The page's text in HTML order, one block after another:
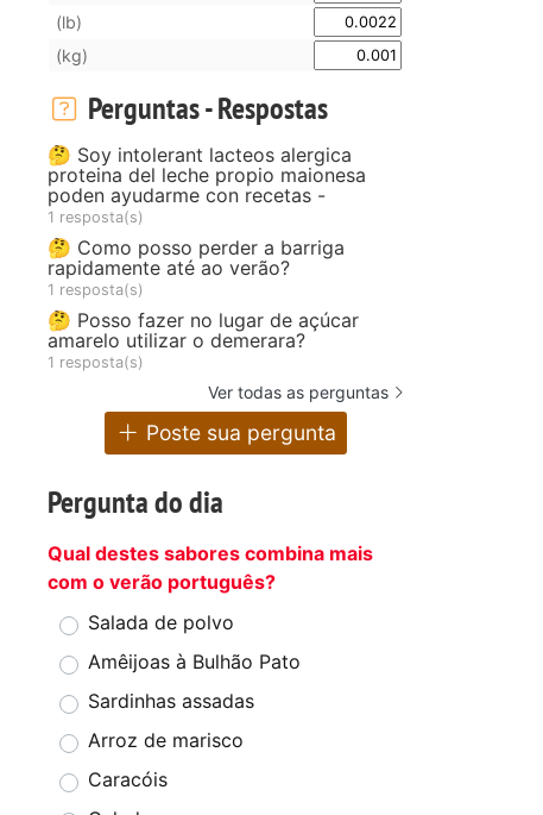
(lb)
(kg)
Perguntas - Respostas
🤔 Soy intolerant lacteos alergica
proteina del leche propio maionesa
poden ayudarme con recetas -
1 resposta(s)
🤔 Como posso perder a barriga
rapidamente até ao verão?
1 resposta(s)
🤔 Posso fazer no lugar de açúcar
amarelo utilizar o demerara?
1 resposta(s)
Ver todas as perguntas
Poste sua pergunta
Pergunta do dia
Qual destes sabores combina mais
com o verão português?
Salada de polvo
Amêijoas à Bulhão Pato
Sardinhas assadas
Arroz de marisco
Caracóis